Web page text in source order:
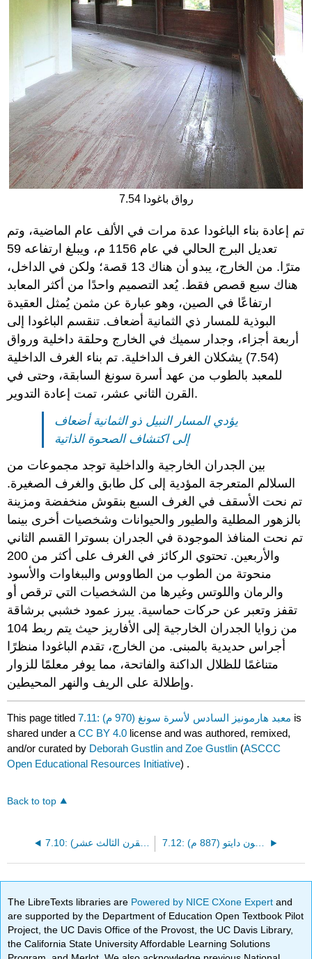
7.54 رواق باغودا
تم إعادة بناء الباغودا عدة مرات في الألف عام الماضية، وتم
تعديل البرج الحالي في عام 1156 م، ويبلغ ارتفاعه 59
مترًا. من الخارج، يبدو أن هناك 13 قصة؛ ولكن في الداخل،
هناك سبع قصص فقط. يُعد التصميم واحدًا من أكثر المعابد
ارتفاعًا في الصين، وهو عبارة عن مثمن يُمثل العقيدة
البوذية للمسار ذي الثمانية أضعاف. تنقسم الباغودا إلى
أربعة أجزاء، وجدار سميك في الخارج وحلقة داخلية ورواق
(7.54) يشكلان الغرف الداخلية. تم بناء الغرف الداخلية
للمعبد بالطوب من عهد أسرة سونغ السابقة، وحتى في
القرن الثاني عشر، تمت إعادة التدوير.
يؤدي المسار النبيل ذو الثمانية أضعاف
إلى اكتشاف الصحوة الذاتية
بين الجدران الخارجية والداخلية توجد مجموعات من
السلالم المتعرجة المؤدية إلى كل طابق والغرف الصغيرة.
تم نحت الأسقف في الغرف السبع بنقوش منخفضة ومزينة
بالزهور المطلية والطيور والحيوانات وشخصيات أخرى بينما
تم نحت المنافذ الموجودة في الجدران بسوترا القسم الثاني
والأربعين. تحتوي الركائز في الغرف على أكثر من 200
منحوتة من الطوب من الطاووس والببغاوات والأسود
والرمان واللوتس وغيرها من الشخصيات التي ترقص أو
تقفز وتعبر عن حركات حماسية. يبرز عمود خشبي برشاقة
من زوايا الجدران الخارجية إلى الأفاريز حيث يتم ربط 104
أجراس حديدية بالمبنى. من الخارج، تقدم الباغودا منظرًا
متناغمًا للظلال الداكنة والفاتحة، مما يوفر معلمًا للزوار
وإطلالة على الريف والنهر المحيطين.
This page titled 7.11: معبد هارمونيز السادس لأسرة سونغ (970 م) is
shared under aCC BY 4.0 license and was authored, remixed,
and/or curated by Deborah Gustlin and Zoe Gustlin (ASCCC
Open Educational Resources Initiative) .
Back to top
7.10: معبد بايون التابع لإمبراطورية الخمير (القرن الثالث عشر) 7.12: أسوكا، نارا، فترات هييان، معبد كونبون دايتو (887 م)
The LibreTexts libraries are Powered by NICE CXone Expertand
are supported by the Department of Education Open Textbook Pilot
Project, the UC Davis Office of the Provost, the UC Davis Library,
the California State University Affordable Learning Solutions